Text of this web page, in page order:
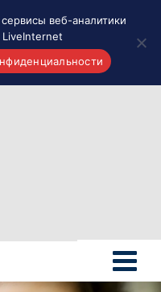
веб-аналитики